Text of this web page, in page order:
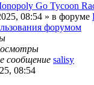
Go Tycoon
08:54 » в форуме
форумом
сообщение salisy
08:54